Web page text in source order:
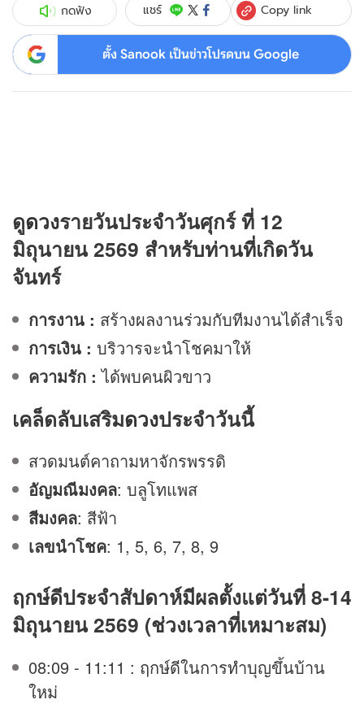
กดฟัง แชร์ Copy link
ตั้ง Sanook เป็นข่าวโปรดบน Google
ดูดวงรายวันประจำวันศุกร์ ที่ 12
มิถุนายน 2569 สำหรับท่านที่เกิดวัน
จันทร์
การงาน : สร้างผลงานร่วมกับทีมงานได้สำเร็จ
การเงิน : บริวารจะนำโชคมาให้
ความรัก :ได้พบคนผิวขาว
เคล็ดลับเสริมดวงประจำวันนี้
สวดมนต์คาถามหาจักรพรรดิ
อัญมณีมงคล: บลูโทแพส
สีมงคล: สีฟ้า
เลขนำโชค: 1, 5, 6, 7, 8, 9
ฤกษ์ดีประจำสัปดาห์มีผลตั้งแต่วันที่ 8-14
มิถุนายน 2569 (ช่วงเวลาที่เหมาะสม)
08:09 - 11:11 : ฤกษ์ดีในการทำบุญขึ้นบ้าน
ใหม่